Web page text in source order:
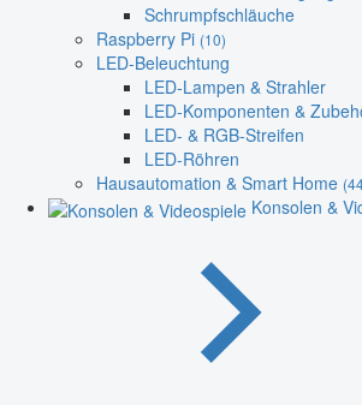
Schrumpfschläuche
Raspberry Pi (10)
LED-Beleuchtung
LED-Lampen & Strahler
LED-Komponenten &
LED- & RGB-Streifen
LED-Röhren
Hausautomation & Smart Home
Konsolen &